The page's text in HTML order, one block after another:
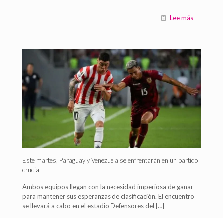
Lee más
Este martes, Paraguay y Venezuela se enfrentarán en un partido
crucial
Ambos equipos llegan con la necesidad imperiosa de ganar
para mantener sus esperanzas de clasificación. El encuentro
se llevará a cabo en el estadio Defensores del […]